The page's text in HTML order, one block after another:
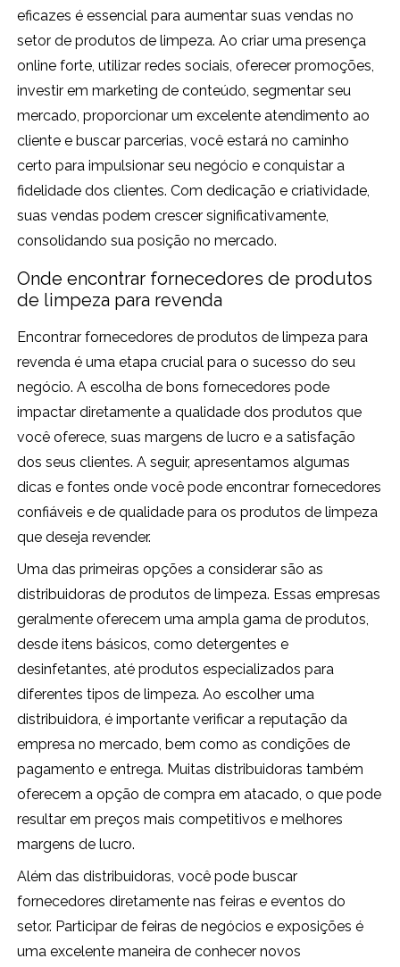
eficazes é essencial para aumentar suas vendas no
setor de produtos de limpeza. Ao criar uma presença
online forte, utilizar redes sociais, oferecer promoções,
investir em marketing de conteúdo, segmentar seu
mercado, proporcionar um excelente atendimento ao
cliente e buscar parcerias, você estará no caminho
certo para impulsionar seu negócio e conquistar a
fidelidade dos clientes. Com dedicação e criatividade,
suas vendas podem crescer significativamente,
consolidando sua posição no mercado.
Onde encontrar fornecedores de produtos
de limpeza para revenda
Encontrar fornecedores de produtos de limpeza para
revenda é uma etapa crucial para o sucesso do seu
negócio. A escolha de bons fornecedores pode
impactar diretamente a qualidade dos produtos que
você oferece, suas margens de lucro e a satisfação
dos seus clientes. A seguir, apresentamos algumas
dicas e fontes onde você pode encontrar fornecedores
confiáveis e de qualidade para os produtos de limpeza
que deseja revender.
Uma das primeiras opções a considerar são as
distribuidoras de produtos de limpeza. Essas empresas
geralmente oferecem uma ampla gama de produtos,
desde itens básicos, como detergentes e
desinfetantes, até produtos especializados para
diferentes tipos de limpeza. Ao escolher uma
distribuidora, é importante verificar a reputação da
empresa no mercado, bem como as condições de
pagamento e entrega. Muitas distribuidoras também
oferecem a opção de compra em atacado, o que pode
resultar em preços mais competitivos e melhores
margens de lucro.
Além das distribuidoras, você pode buscar
fornecedores diretamente nas feiras e eventos do
setor. Participar de feiras de negócios e exposições é
uma excelente maneira de conhecer novos